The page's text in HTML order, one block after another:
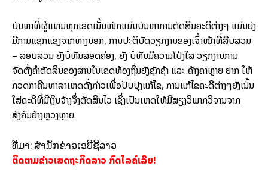
ບັນຫາທີ່ຜູ້ແທນທຸກເຂດເນັ້ນໜັກແມ່ນບັນຫາການຕັດສິນຄະດີຕ່າງໆ ແມ່ນຍັງ
ມີການແຊກແຊງຈາກທາງນອກ, ການປະຕິບັດວຽກງານຂອງເຈົ້າໜ້າທີ່ສືບສວນ
– ສອບສວນ ຍັງບໍ່ທັນສອດຄ່ອງ, ຍັງ ບໍ່ທັນມີຄວາມໂປ່ງໃສ ວຽກງານການ
ຈັດຕັ້ງຄຳຕັດສິນຂອງສານໃນເຂດທ້ອງຖິ່ນຍັງຊັກຊ້າ ແລະ ຄ້າງຄາຫຼາຍ ຢາກ ໃຫ້
ກວດກາຄືນຫາສາເຫດດັ່ງກ່າວເພື່ອປັບປຸງແກ້ໄຂ, ການແກ້ໄຂຄະດີຕ່າງໆຍັງເນັ້ນ
ໃສ່ຄະດີທີ່ມີເງິນຈ້າງຈຶ່ງຕັດສິນໄວ ເຊິ່ງເປັນເຫດໃຫ້ມີສຽງວິພາກວິຈານຈາກ
ສັງຄົມຢ່າງຫຼວງຫຼາຍ.
ທີ່ມາ: ສຳນັກຂ່າວເອບີຊີລາວ
ຕິດຕາມຂ່າວເສດຖະກິດລາວ ກົດໄລຄ໌ເລີຍ!